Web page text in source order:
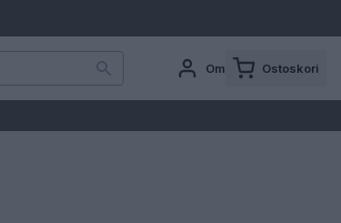
Oma tili Ostoskori